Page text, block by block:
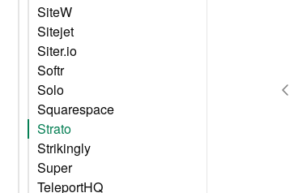
SiteW
Sitejet
Siter.io
Softr
Solo
Squarespace
Strato
Strikingly
Super
TeleportHQ